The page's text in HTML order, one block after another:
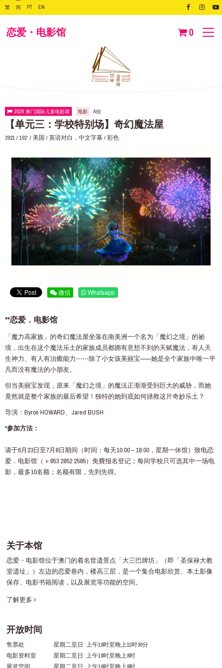
繁 简 PT EN
恋爱・电影馆 0
2026 澳门国际儿童电影展 电影 A组
【单元三：学校特别场】奇幻魔法屋
2021 / 102‘ / 美国 / 英语对白，中文字幕 / 彩色
微信 Whatsapp
**恋爱．电影馆
「魔力高家族」的奇幻魔法屋坐落在南美洲一个名为「魔幻之境」的祕
境，出生在这个魔法乐土的家族成员都拥有意想不到的天赋魔法，有人天
生神力、有人有治癒能力⋯⋯除了小女孩美丽宝——她是全个家族中唯一平
凡而没有魔法的小朋友。
但当美丽宝发现，原来「魔幻之境」的魔法正渐渐受到巨大的威胁，而她
竟然就是整个家族的最后希望！独特的她到底如何拯救这片奇妙乐土？
导演：Byron HOWARD、Jared BUSH
*参加方法：
请于6月23日至7月8日期间（时间：每天10:00 – 18:00，星期一休馆）致电恋
爱．电影馆（＋853 2852 2585）免費报名登记；每间学校只可选其中一场电
影，最多10名额；名额有限，先到先得。
关于本馆
恋爱・电影馆位于澳门的着名世遗景点「大三巴牌坊」（即「圣保禄大教
堂遗址」）左边的恋爱巷内，楼高三层，是一个集合电影欣赏、本土影像
保存、电影书籍阅读，以及展览等功能的空间。
了解更多
开放时间
售票处
星期二至日: 上午10时至晚上11时30分
电影资料室
星期二至日: 上午10时至晚上8时
展览空间
星期二至日: 上午10时至晚上8时